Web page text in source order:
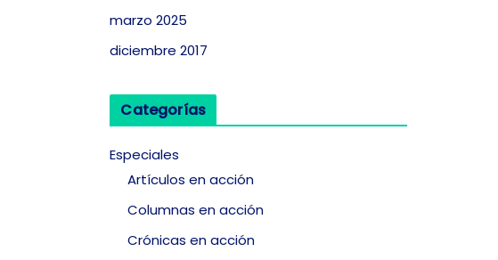
marzo 2025
diciembre 2017
Categorías
Especiales
Artículos en acción
Columnas en acción
Crónicas en acción